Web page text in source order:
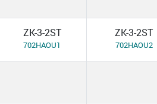
ZK-3-2ST
702HAOU1
ZK-3-2ST
702HAOU2